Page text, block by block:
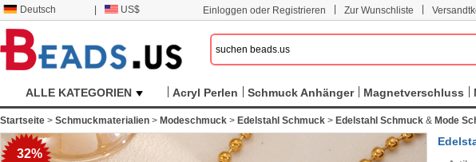
Deutsch US$ Einloggen oder Registrieren Zur Wunschliste
ALLE KATEGORIEN Acryl Perlen Schmuck Anhänger Magnetverschluss
Startseite > Schmuckmaterialien > Modeschmuck > Edelstahl Schmuck > Edelstahl Schmuck & Mode
32%